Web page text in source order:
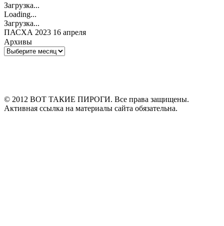
Загрузка...
Loading...
Загрузка...
ПАСХА 2023 16 апреля
Архивы
Архивы
© 2012 ВОТ ТАКИЕ ПИРОГИ. Все права защищены.
Активная ссылка на материалы сайта обязательна.